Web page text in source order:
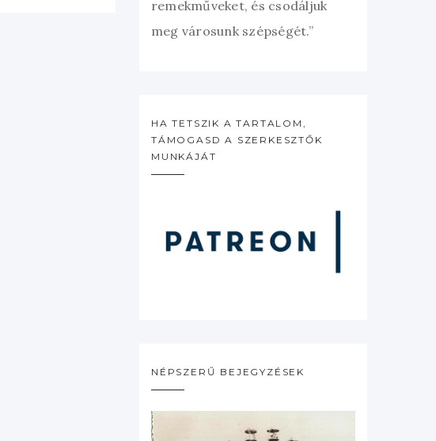
remekműveket, és csodáljuk
meg városunk szépségét.”
HA TETSZIK A TARTALOM,
TÁMOGASD A SZERKESZTŐK
MUNKÁJÁT
NÉPSZERŰ BEJEGYZÉSEK